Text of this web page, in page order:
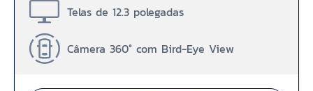
Telas de 12.3 polegadas
Câmera 360° com Bird-Eye View